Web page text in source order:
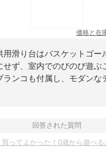
価格と在
用滑り台はバスケットゴー
せず、室内でのびのび遊ぶ
ランコも付属し、モダンな
回答された質問
ってよかった！0歳から遊べ